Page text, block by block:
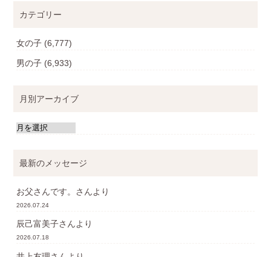
カテゴリー
女の子 (6,777)
男の子 (6,933)
月別アーカイブ
最新のメッセージ
お父さんです。 さんより
2026.07.24
辰己富美子さんより
2026.07.18